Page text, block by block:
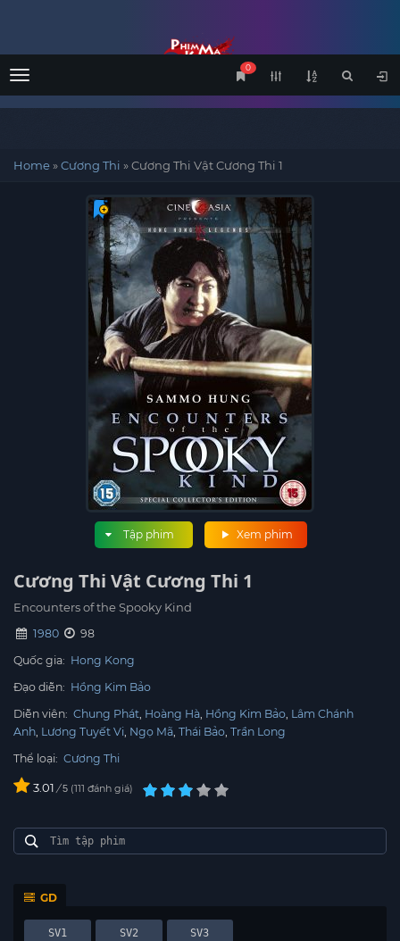
Menu
0
Home»Cương Thi »Cương Thi Vật Cương Thi 1
Xem phim
Tập phim
Cương Thi Vật Cương Thi 1
Encounters of the Spooky Kind
1980
98
Quốc gia: Hong Kong
Đạo diễn: Hồng Kim Bảo
Diễn viên: Chung Phát Hoàng Hà Hồng Kim Bảo Lâm Chánh
Anh Lương Tuyết Vi Ngọ Mã Thái Bảo Trần Long
Thể loại: Cương Thi
3.01 / 5 111 đánh giá
GD
SV1 SV2 SV3